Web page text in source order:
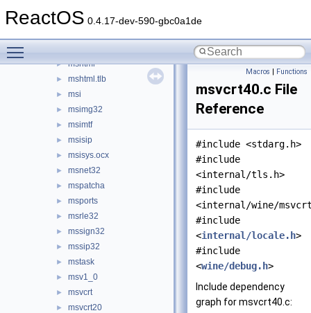
ReactOS 0.4.17-dev-590-gbc0a1de
► msg711.acm
► mshtml
► mshtml.tlb
► msi
► msimg32
► msimtf
► msisip
► msisys.ocx
► msnet32
► mspatcha
► msports
► msrle32
► mssign32
► mssip32
► mstask
► msv1_0
► msvcrt
► msvcrt20
Macros | Functions
msvcrt40.c File
Reference
#include <stdarg.h>
#include
<internal/tls.h>
#include
<internal/wine/
#include
<internal/locale.h>
#include
<wine/debug.h>
Include dependency
graph for msvcrt40.c: